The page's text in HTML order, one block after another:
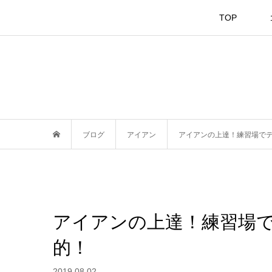
TOP
ブログ アイアン アイアンの上達！練習場で
アイアンの上達！練習場
的！